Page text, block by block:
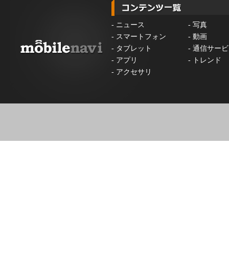
- ニュース - 写真
- スマートフォン - 動画
- タブレット - 通信サー
- アプリ -
トレンド
- アクセサリ